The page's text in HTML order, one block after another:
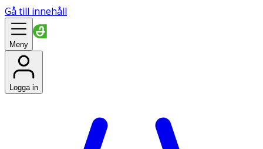
Gå till innehåll
Meny
Logga in